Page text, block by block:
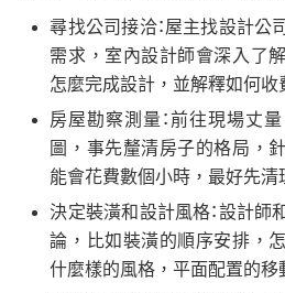
尋找公司接洽：屋主找設計公
需求，室內設計師會深入了
怎麼完成設計，並解釋如何收
房屋勘察測量：前往現場丈
圖，事先釐清房子的格局，
能會花費數個小時，最好先清
決定裝潢和設計風格：設計師
論，比如裝潢的順序安排，
什麼樣的風格，平面配置的移